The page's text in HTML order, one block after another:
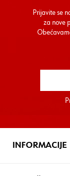
Prijavite se
za nove
INFORMACIJE